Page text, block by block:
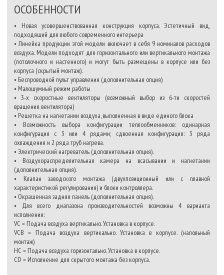
ОСОБЕННОСТИ
• Новая усовершенствованная конструкция корпуса. Эстетичный вид,
подходящий для любого современного интерьера
• Линейка продукции этой модели включает в себя 9 номиналов расходов
воздуха. Модели подходят для горизонтального или вертикального монтажа
(потолочного и настенного) и могут быть размещены в корпусе или без
корпуса (скрытый монтаж).
• Беспроводной пульт управления (дополнительная опция)
• Малошумный режим работы
• 3-х скоростные вентиляторы (возможный выбор из 6-ти скоростей
вращения вентилятора)
• Решетка на нагнетании воздуха, выполненная в виде единого блока
• Возможность выбора конфигурации теплообменников: одинарная
конфигурация с 3 или 4 рядами; сдвоенная конфигурация: 3 ряда
охлаждения и 2 ряда труб нагрева.
• Электрический нагреватель (дополнительная опция).
• Воздухораспределительная камера на всасывании и нагнетании
(дополнительная опция).
• Клапан заводского монтажа (двухпозиционный или с плавной
характеристикой регулирования) и блоки контроллера.
• Окрашенная задняя панель (дополнительная опция).
• Для всего диапазона производительностей возможны 4 варианта
исполнения:
VC = Подача воздуха вертикально. Установка в корпусе.
VCB = Подача воздуха вертикально. Установка в корпусе. (напольный
монтаж)
HC = Подача воздуха горизонтально. Установка в корпусе.
CD = Исполнение для скрытого монтажа без корпуса.